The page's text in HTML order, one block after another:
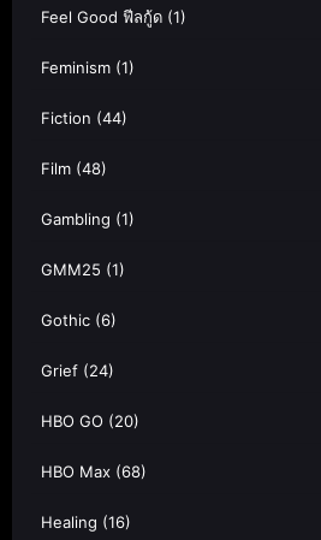
Feel Good ฟีลกู้ด (1)
Feminism (1)
Fiction (44)
Film (48)
Gambling (1)
GMM25 (1)
Gothic (6)
Grief (24)
HBO GO (20)
HBO Max (68)
Healing (16)